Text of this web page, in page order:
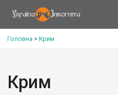
Головна > Крим
Крим